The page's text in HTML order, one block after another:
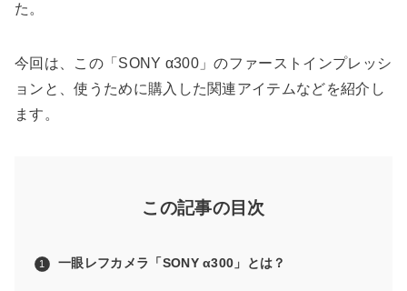
た。
今回は、この「SONY α300」のファーストインプレッシ
ョンと、使うために購入した関連アイテムなどを紹介し
ます。
この記事の目次
一眼レフカメラ「SONY α300」とは？